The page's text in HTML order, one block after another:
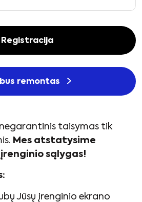
Registracija
remontas
taisymas tik
Mes atstatysime
sąlygas!
Jūsų įrenginio ekrano